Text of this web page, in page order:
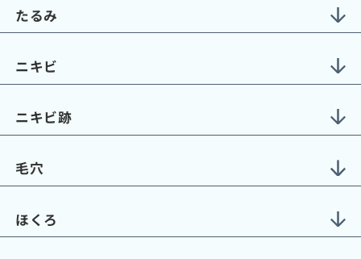
たるみ
ニキビ
ニキビ跡
毛穴
ほくろ